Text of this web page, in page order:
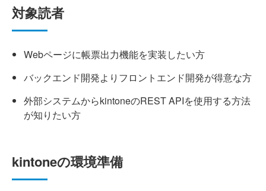
対象読者
Webページに帳票出力機能を実装したい方
バックエンド開発よりフロントエンド開発が得意な方
外部システムからkintoneのREST APIを使用する方法
が知りたい方
kintoneの環境準備